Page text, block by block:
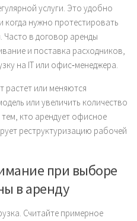
услуги. Это удобно
нужно протестировать
Часто в договор аренды
и поставка расходников,
на IT или офис‑менеджера.
растет или меняются
или увеличить количество
кто арендует офисное
реструктуризацию рабочей
при выборе
в аренду
Считайте примерное